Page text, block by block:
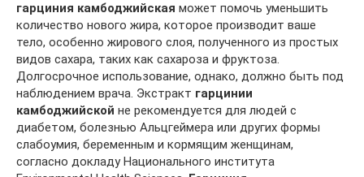
гарциния камбоджийская может помочь уменьшить
количество нового жира, которое производит ваше
тело, особенно жирового слоя, полученного из простых
видов сахара, таких как сахароза и фруктоза.
Долгосрочное использование, однако, должно быть под
наблюдением врача. Экстракт гарцинии
камбоджийской не рекомендуется для людей с
диабетом, болезнью Альцгеймера или других формы
слабоумия, беременным и кормящим женщинам,
согласно докладу Национального института